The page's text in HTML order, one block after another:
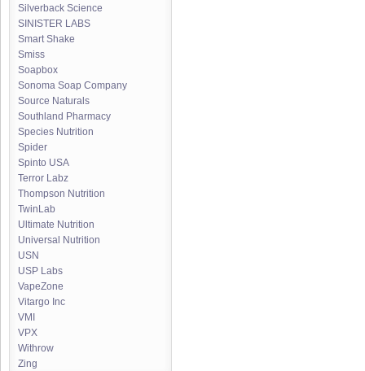
Silverback Science
SINISTER LABS
Smart Shake
Smiss
Soapbox
Sonoma Soap Company
Source Naturals
Southland Pharmacy
Species Nutrition
Spider
Spinto USA
Terror Labz
Thompson Nutrition
TwinLab
Ultimate Nutrition
Universal Nutrition
USN
USP Labs
VapeZone
Vitargo Inc
VMI
VPX
Withrow
Zing